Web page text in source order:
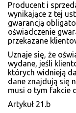
Producent i
wynikające z tej
gwarancją
oświadczenie
przekazane
Uznaje się, że
wydane, jeśli
których widnieją
dane znajdują się
musi o tym fakcie
Artykuł 21.b